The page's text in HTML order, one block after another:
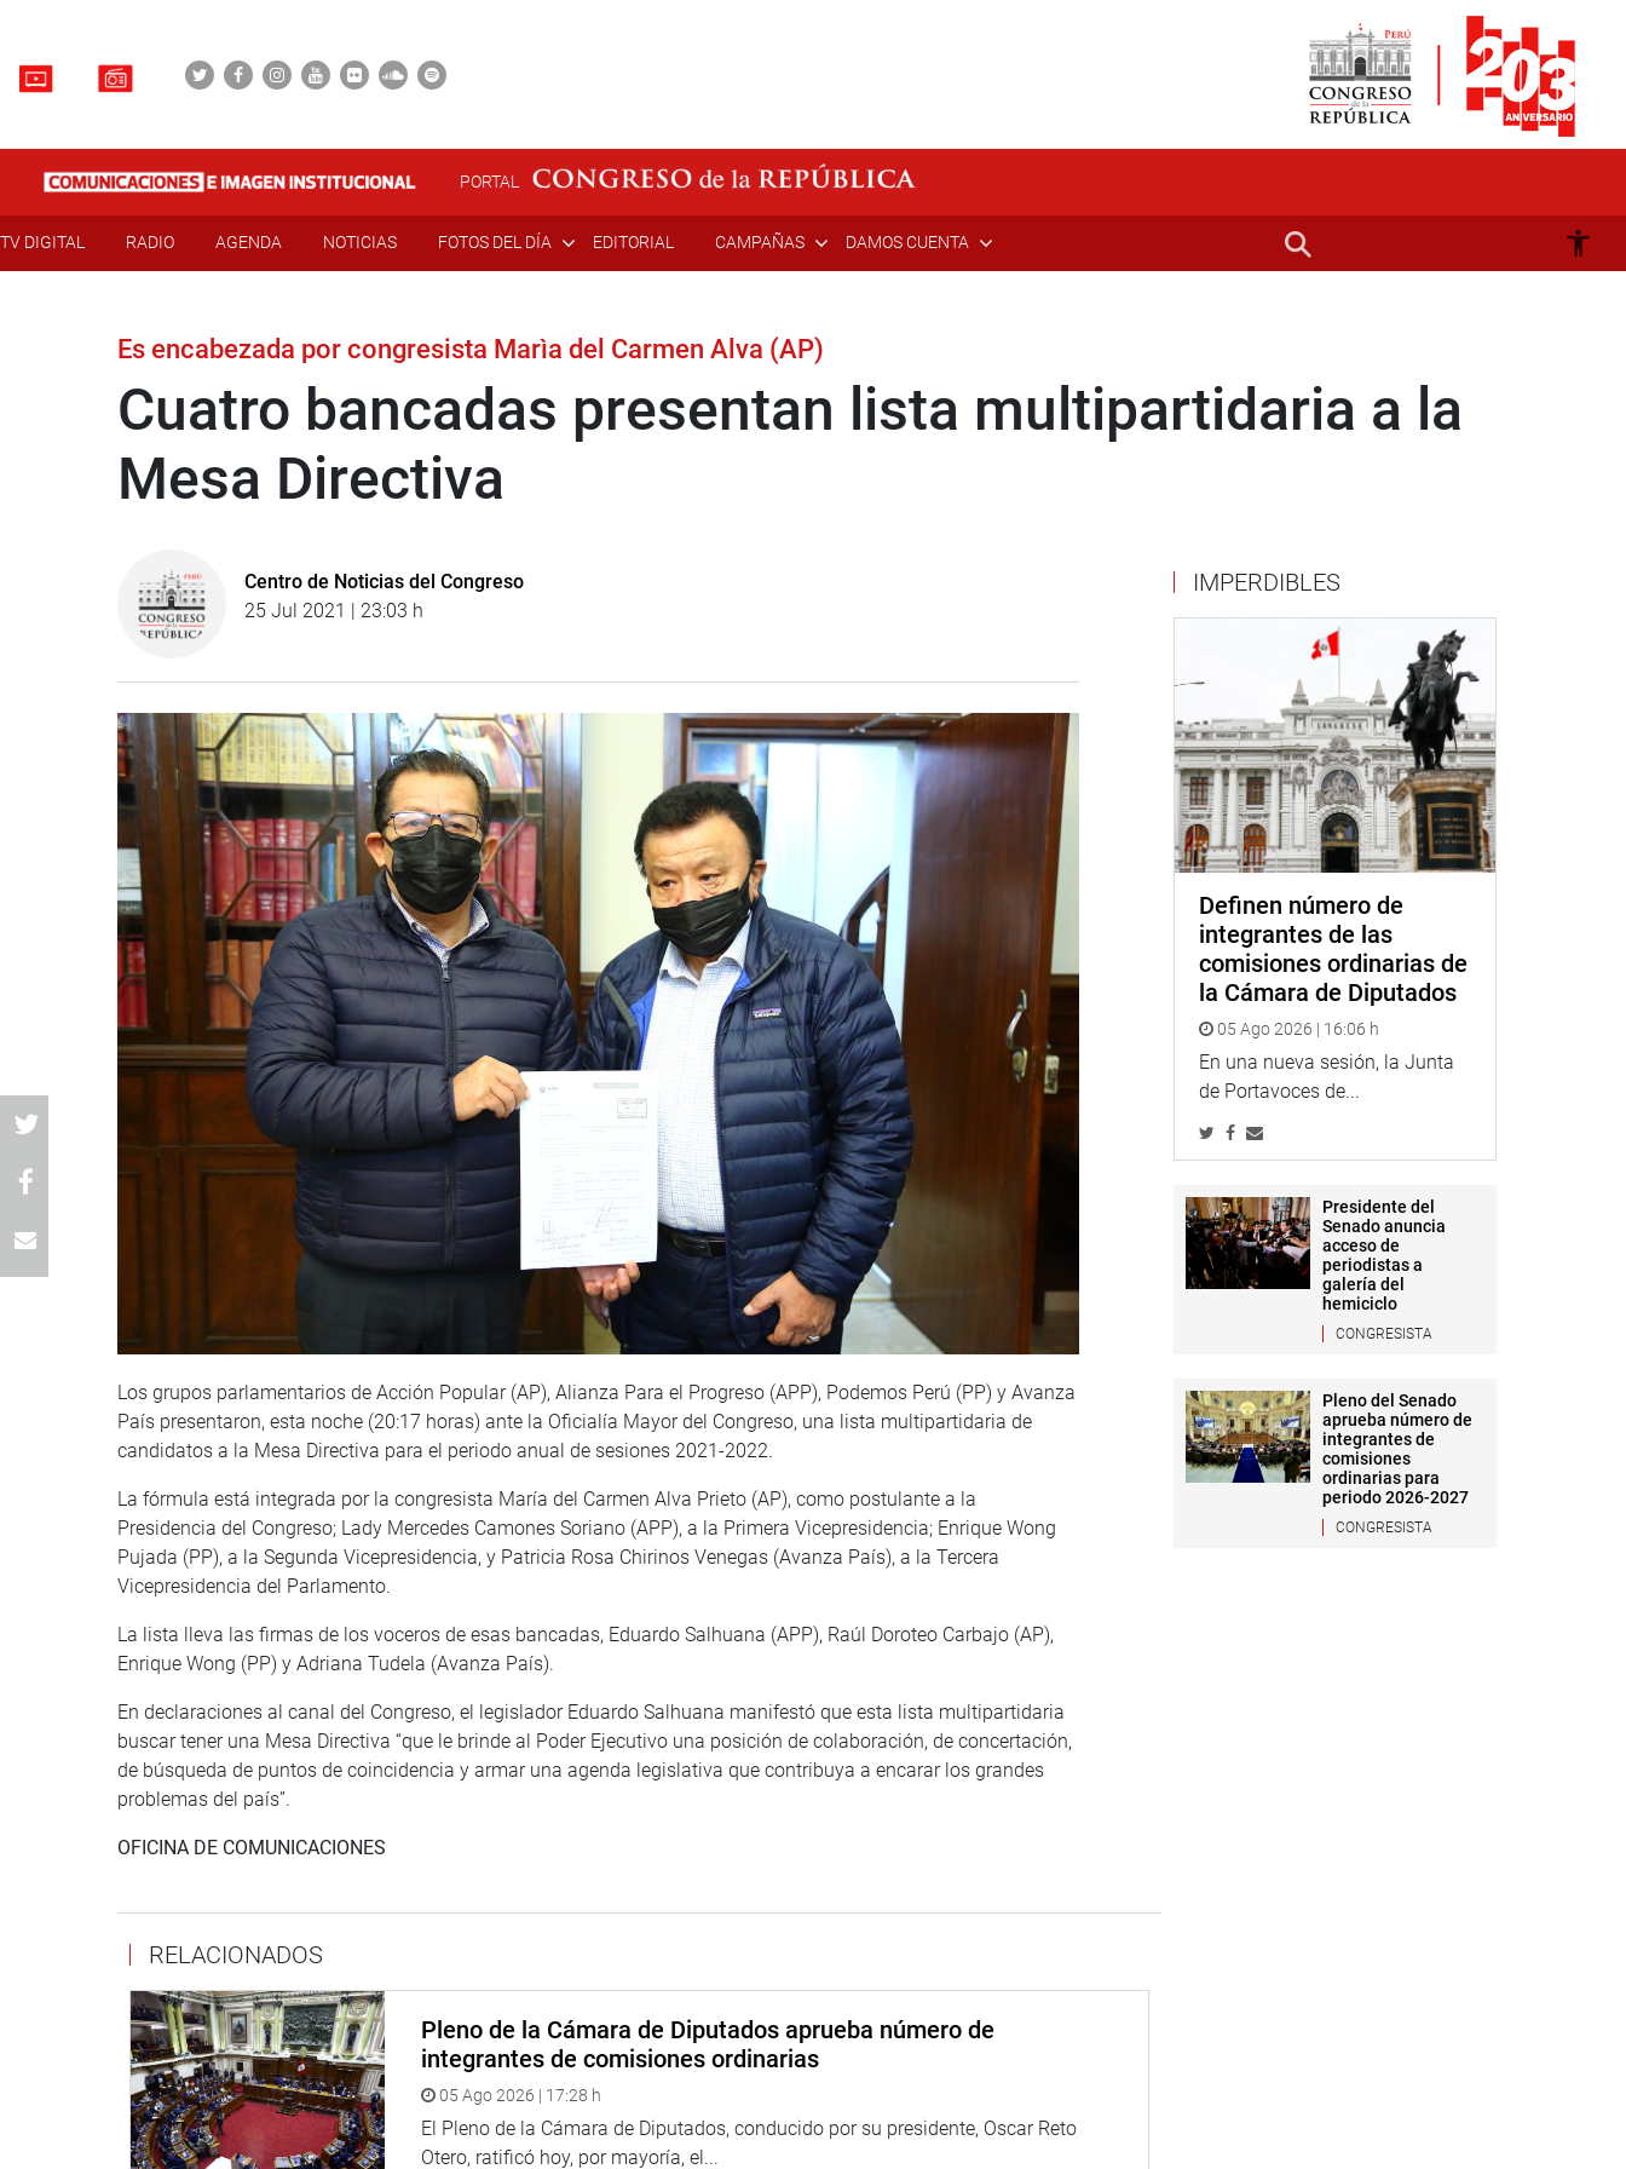
PORTAL
TV DIGITAL RADIO AGENDA NOTICIAS FOTOS DEL DÍA EDITORIAL CAMPAÑAS DAMOS CUENTA
Es encabezada por congresista Marìa del Carmen Alva (AP)
Cuatro bancadas presentan lista multipartidaria a la
Mesa Directiva
Centro de Noticias del Congreso
25 Jul 2021 | 23:03 h
Los grupos parlamentarios de Acción Popular (AP), Alianza Para el Progreso (APP), Podemos Perú (PP) y Avanza
País presentaron, esta noche (20:17 horas) ante la Oficialía Mayor del Congreso, una lista multipartidaria de
candidatos a la Mesa Directiva para el periodo anual de sesiones 2021-2022.
La fórmula está integrada por la congresista María del Carmen Alva Prieto (AP), como postulante a la
Presidencia del Congreso; Lady Mercedes Camones Soriano (APP), a la Primera Vicepresidencia; Enrique Wong
Pujada (PP), a la Segunda Vicepresidencia, y Patricia Rosa Chirinos Venegas (Avanza País), a la Tercera
Vicepresidencia del Parlamento.
La lista lleva las firmas de los voceros de esas bancadas, Eduardo Salhuana (APP), Raúl Doroteo Carbajo (AP),
Enrique Wong (PP) y Adriana Tudela (Avanza País).
En declaraciones al canal del Congreso, el legislador Eduardo Salhuana manifestó que esta lista multipartidaria
buscar tener una Mesa Directiva “que le brinde al Poder Ejecutivo una posición de colaboración, de concertación,
de búsqueda de puntos de coincidencia y armar una agenda legislativa que contribuya a encarar los grandes
problemas del país”.
OFICINA DE COMUNICACIONES
RELACIONADOS
Pleno de la Cámara de Diputados aprueba número de
integrantes de comisiones ordinarias
05 Ago 2026 | 17:28 h
El Pleno de la Cámara de Diputados, conducido por su presidente, Oscar Reto
Otero, ratificó hoy, por mayoría, el...
IMPERDIBLES
Definen número de
integrantes de las
comisiones ordinarias de
la Cámara de Diputados
05 Ago 2026 | 16:06 h
En una nueva sesión, la Junta
de Portavoces de...
Presidente del
Senado anuncia
acceso de
periodistas a
galería del
hemiciclo
CONGRESISTA
Pleno del Senado
aprueba número de
integrantes de
comisiones
ordinarias para
periodo 2026-2027
CONGRESISTA